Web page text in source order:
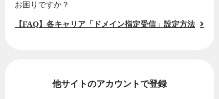
お困りですか？
【FAQ】各キャリア「ドメイン指定受信」設定方法
他サイトのアカウントで登録